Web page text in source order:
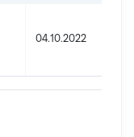
04.10.2022